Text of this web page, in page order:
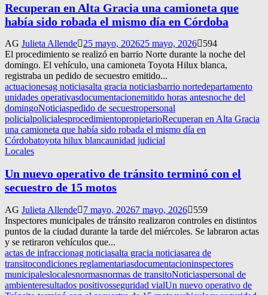
Recuperan en Alta Gracia una camioneta que
había sido robada el mismo día en Córdoba
AG Julieta Allende 25 mayo, 202625 mayo, 2026
594
El procedimiento se realizó en barrio Norte durante la noche del
domingo. El vehículo, una camioneta Toyota Hilux blanca,
registraba un pedido de secuestro emitido...
actuacionesag noticiasalta gracia noticiasbarrio nortedepartamento
unidades operativasdocumentacionemitido horas antesnoche del
domingoNoticiaspedido de secuestropersonal
policialpolicialesprocedimientopropietarioRecuperan en Alta Gracia
una camioneta que había sido robada el mismo día en
Córdobatoyota hilux blancaunidad judicial
Locales
Un nuevo operativo de tránsito terminó con el
secuestro de 15 motos
AG Julieta Allende 7 mayo, 20267 mayo, 2026
559
Inspectores municipales de tránsito realizaron controles en distintos
puntos de la ciudad durante la tarde del miércoles. Se labraron actas
y se retiraron vehículos que...
actas de infraccionag noticiasalta gracia noticiasarea de
transitocondiciones reglamentariasdocumentacioninspectores
municipaleslocalesnormasnormas de transitoNoticiaspersonal de
ambienteresultados positivosseguridad vialUn nuevo operativo de